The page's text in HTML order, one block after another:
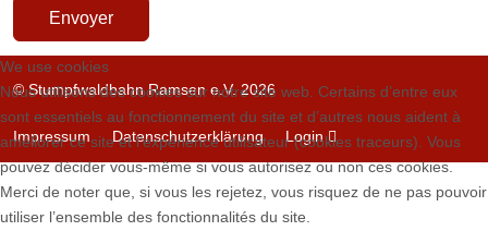
Envoyer
© Stumpfwaldbahn Ramsen e.V. 2026
Impressum Datenschutzerklärung Login
We use cookies
Nous utilisons des cookies sur notre site web. Certains d’entre eux
sont essentiels au fonctionnement du site et d’autres nous aident à
améliorer ce site et l’expérience utilisateur (cookies traceurs). Vous
pouvez décider vous-même si vous autorisez ou non ces cookies.
Merci de noter que, si vous les rejetez, vous risquez de ne pas pouvoir
utiliser l’ensemble des fonctionnalités du site.